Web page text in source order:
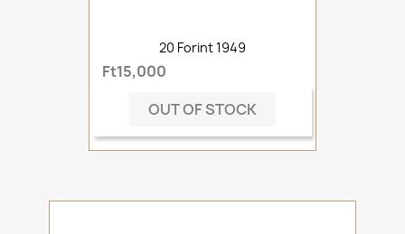
20 Forint 1949
Ft15,000
OUT OF STOCK